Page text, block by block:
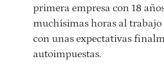
primera empresa con 18
muchísimas horas al
con unas expectativas
autoimpuestas.